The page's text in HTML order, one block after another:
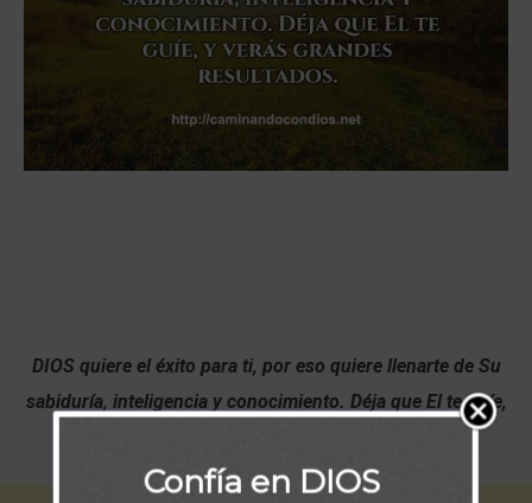
DIOS quiere el éxito para ti, por eso quiere llenarte de Su
sabiduría, inteligencia y conocimiento. Déja que El te guíe,
Confía en DIOS